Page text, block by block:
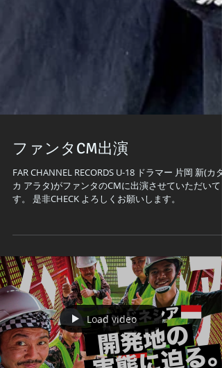
ファンタCM出演
FAR CHANNEL RECORDS U-18 ドラマー 片岡 新(カタ
す。 是非CHECK よろしくお願いします。
Load video